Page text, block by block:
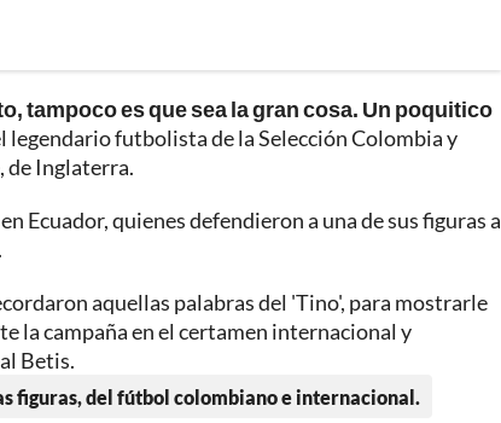
tampoco es que sea la gran cosa. Un poquitico
legendario futbolista de la Selección Colombia y
de Inglaterra.
Ecuador, quienes defendieron a una de sus figuras a
aquellas palabras del 'Tino', para mostrarle
la campaña en el certamen internacional y
Betis.
figuras, del fútbol colombiano e internacional.